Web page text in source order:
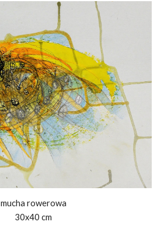
mucha rowerowa
30x40 cm